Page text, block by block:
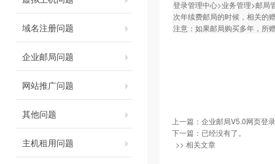
域名注册问题
企业邮局问题
网站推广问题
其他问题
主机租用问题
登录管理中心>业务管理>邮局
次年续费邮局的时候，相关的
注意：如果邮局购买多年，所
上一篇： 企业邮局V5.0网页登
下一篇：已经没有了。
>> 相关文章